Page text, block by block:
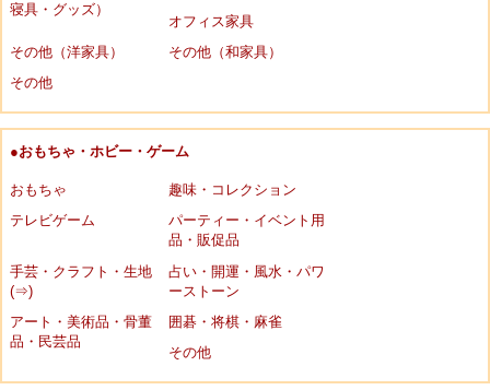
寝具・グッズ）
オフィス家具
その他（洋家具）
その他（和家具）
その他
●おもちゃ・ホビー・ゲーム
おもちゃ
趣味・コレクション
テレビゲーム
パーティー・イベント用
品・販促品
手芸・クラフト・生地
(⇒)
占い・開運・風水・パワ
ーストーン
アート・美術品・骨董
品・民芸品
囲碁・将棋・麻雀
その他